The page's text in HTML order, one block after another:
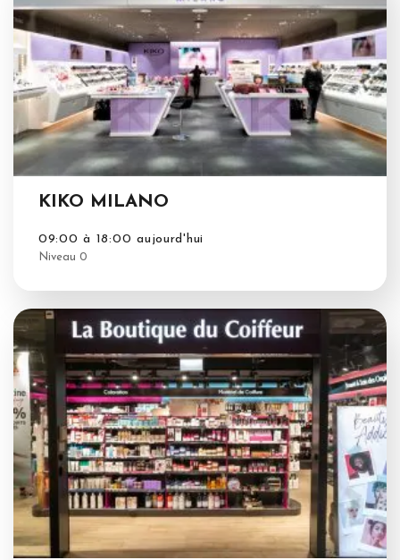
KIKO MILANO
09:00 à 18:00 aujourd'hui
Niveau 0